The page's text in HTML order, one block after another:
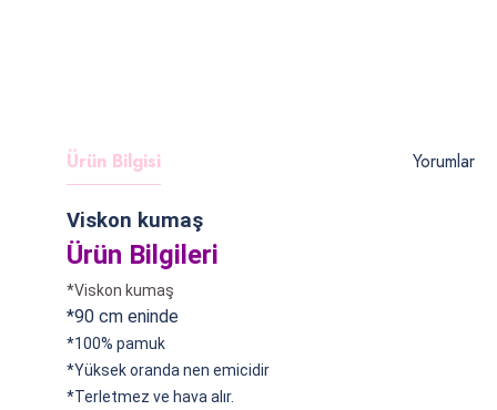
Ürün Bilgisi Yorumlar
Viskon kumaş
Ürün Bilgileri
*Viskon kumaş
*90 cm eninde
*100% pamuk
*Yüksek oranda nen emicidir
*Terletmez ve hava alır.